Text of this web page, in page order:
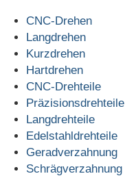
CNC-Drehen
Langdrehen
Kurzdrehen
Hartdrehen
CNC-Drehteile
Präzisionsdrehteile
Langdrehteile
Edelstahldrehteile
Geradverzahnung
Schrägverzahnung